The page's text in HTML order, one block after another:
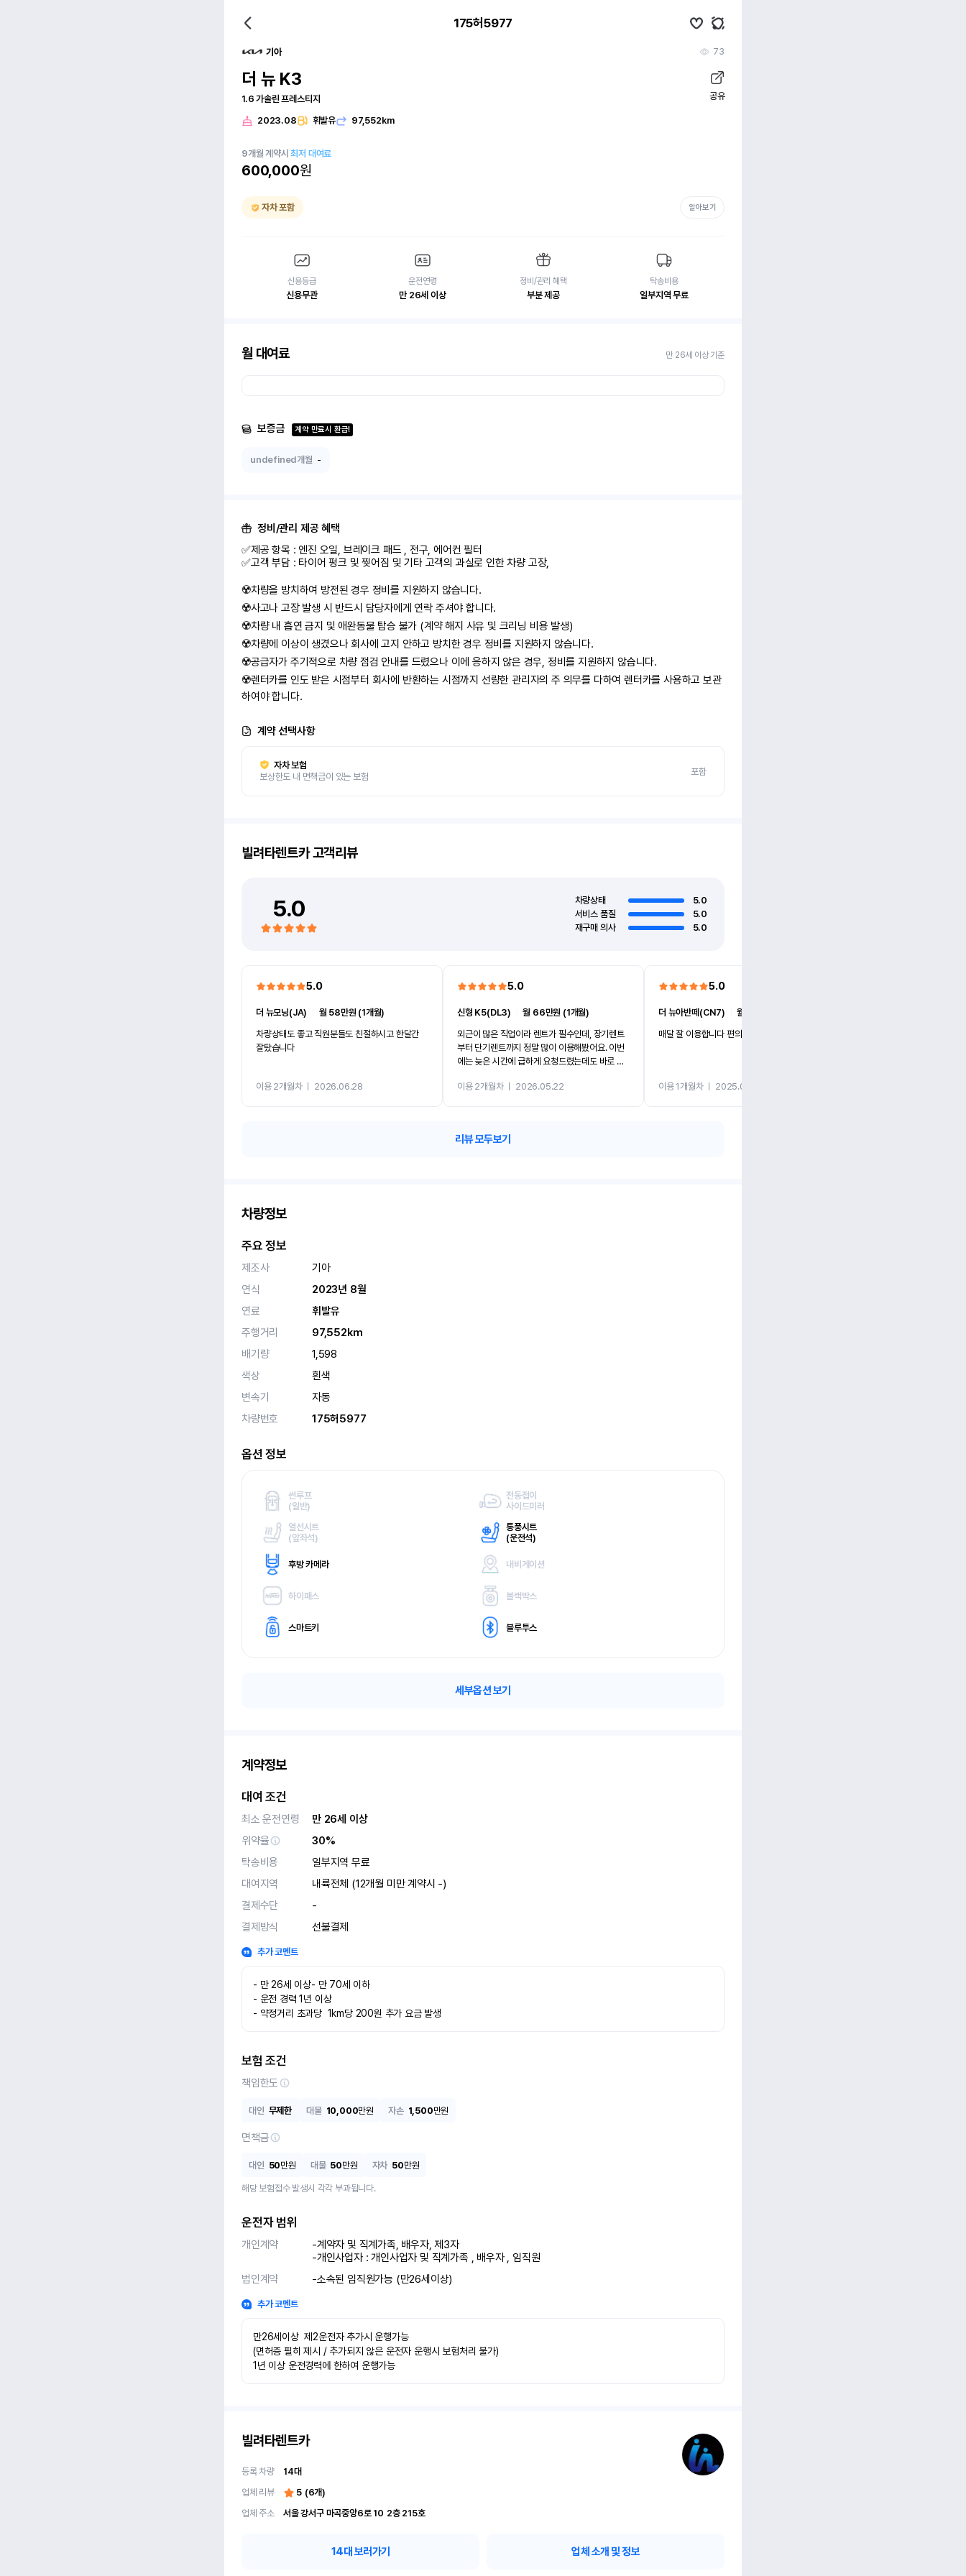
175허5977
기아 73
더 뉴 K3
1.6 가솔린 프레스티지 공유
2023.08 휘발유 97,552km
9개월 계약시최저 대여료
600,000원
자차 포함 알아보기
신용등급
신용무관
운전연령
만 26세 이상
정비/관리 혜택
부분 제공
탁송비용
일부지역 무료
월 대여료 만 26세 이상 기준
보증금 계약 만료시 환급!
undefined개월 -
정비/관리 제공 혜택
✅제공 항목 : 엔진 오일, 브레이크 패드 , 전구, 에어컨 필터
✅고객 부담 : 타이어 펑크 및 찢어짐 및 기타 고객의 과실로 인한 차량 고장,
☢️차량을 방치하여 방전된 경우 정비를 지원하지 않습니다.
☢️사고나 고장 발생 시 반드시 담당자에게 연락 주셔야 합니다.
☢️차량 내 흡연 금지 및 애완동물 탑승 불가 (계약 해지 사유 및 크리닝 비용 발생)
☢️차량에 이상이 생겼으나 회사에 고지 안하고 방치한 경우 정비를 지원하지 않습니다.
☢️공급자가 주기적으로 차량 점검 안내를 드렸으나 이에 응하지 않은 경우, 정비를 지원하지 않습니다.
☢️렌터카를 인도 받은 시점부터 회사에 반환하는 시점까지 선량한 관리자의 주 의무를 다하여 렌터카를 사용하고 보관
하여야 합니다.
계약 선택사항
자차 보험
보상한도 내 면책금이 있는 보험
포함
빌려타렌트카고객리뷰
5.0 차량상태
5.0
서비스 품질
5.0
재구매 의사
5.0
5.0
더 뉴모닝(JA)
월 58만원 (1개월)
차량상태도 좋고 직원분들도 친절하시고 한달간
잘탔습니다
이용 2개월차ㅣ 2026.06.28
5.0
신형 K5(DL3) ㅣ월 66만원 (1개월)
외근이 많은 직업이라 렌트가 필수인데, 장기렌트
부터 단기렌트까지 정말 많이 이용해봤어요. 이번
에는 늦은 시간에 급하게 요청드렸는데도 바로 집
무엇보다 직원분들의 친절함부터 차량 관리 상태
특히 여성분들께 더 추천드리고 싶어요. 차량 관리
이용 2개월차ㅣ 2026.05.22
5.0
더 뉴아반떼(CN7) ㅣ월 72만원 (1개월)
매달 잘 이용합니다 편의를 봐주셔서 감샤합니다
이용 1개월차ㅣ 2025.07.30
리뷰 모두보기
차량정보
주요 정보
제조사
기아
연식
2023년 8월
연료
휘발유
주행거리
97,552km
배기량
1,598
색상
흰색
변속기
자동
차량번호
175허5977
옵션 정보
썬루프
(일반)
전동접이
사이드미러
열선시트
(앞좌석)
통풍시트
(운전석)
후방 카메라 내비게이션
하이패스 블랙박스
스마트키 블루투스
세부옵션 보기
계약정보
대여 조건
최소 운전연령
만 26세 이상
위약율
30%
탁송비용
일부지역 무료
대여지역
내륙전체 (12개월 미만 계약시 -)
결제수단
-
결제방식
선불결제
추가 코멘트
- 만 26세 이상- 만 70세 이하
- 운전 경력 1년 이상
- 약정거리 초과당  1km당 200원 추가 요금 발생
보험 조건
책임한도
대인 무제한 대물 10,000만원 자손 1,500만원
면책금
대인 50만원 대물 50만원 자차 50만원
해당 보험접수 발생시 각각 부과됩니다.
운전자 범위
개인계약
-계약자 및 직계가족, 배우자, 제3자
-개인사업자 : 개인사업자 및 직계가족 , 배우자 , 임직원
법인계약
-소속된 임직원가능 (만26세이상)
추가 코멘트
만26세이상  제2운전자 추가시 운행가능
(면허증 필히 제시 / 추가되지 않은 운전자 운행시 보험처리 불가)
1년 이상 운전경력에 한하여 운행가능
빌려타렌트카
등록 차량 14대
업체 리뷰
5 (6개)
업체 주소
서울 강서구 마곡중앙6로 10	2층 215호
14대 보러가기 업체 소개 및 정보